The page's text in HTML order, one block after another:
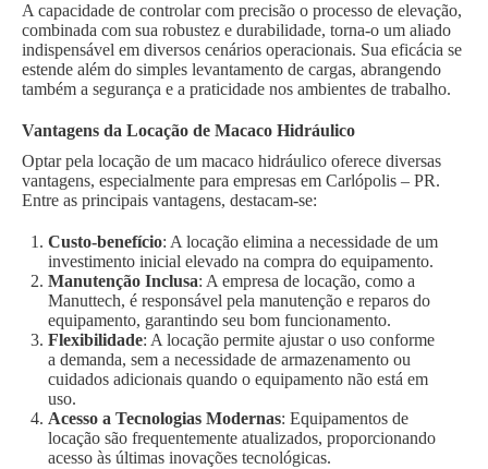
A capacidade de controlar com precisão o processo de elevação,
combinada com sua robustez e durabilidade, torna-o um aliado
indispensável em diversos cenários operacionais. Sua eficácia se
estende além do simples levantamento de cargas, abrangendo
também a segurança e a praticidade nos ambientes de trabalho.
Vantagens da Locação de Macaco Hidráulico
Optar pela locação de um macaco hidráulico oferece diversas
vantagens, especialmente para empresas em Carlópolis – PR.
Entre as principais vantagens, destacam-se:
Custo-benefício: A locação elimina a necessidade de um
investimento inicial elevado na compra do equipamento.
Manutenção Inclusa: A empresa de locação, como a
Manuttech, é responsável pela manutenção e reparos do
equipamento, garantindo seu bom funcionamento.
Flexibilidade: A locação permite ajustar o uso conforme
a demanda, sem a necessidade de armazenamento ou
cuidados adicionais quando o equipamento não está em
uso.
Acesso a Tecnologias Modernas: Equipamentos de
locação são frequentemente atualizados, proporcionando
acesso às últimas inovações tecnológicas.